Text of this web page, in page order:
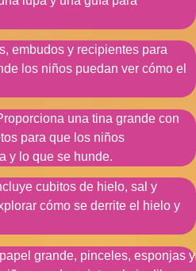
embudos y recipientes para
los niños puedan ver cómo el
una tina grande con
para que los niños
y lo que se hunde.
cubitos de hielo, sal y
cómo se derrite el hielo y
grande, pinceles, esponjas y